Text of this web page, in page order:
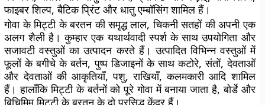
फाइबर शिल्प, बैटिक प्रिंट और धातु एम्बॉसिंग शामिल हैं।
गोवा के मिट्टी के बरतन की समृद्ध लाल, चिकनी सतहों की अपनी एक
अलग शैली है। कुम्हार एक यथार्थवादी स्पर्श के साथ उपयोगिता और
सजावटी वस्तुओं का उत्पादन करते हैं। उत्पादित विभिन्न वस्तुओं में
फूलों के बगीचे के बर्तन, पुष्प डिजाइनों के साथ कटोरे, संतों, देवताओं
और देवताओं की आकृतियाँ, पशु, राखियाँ, कलमकारी आदि शामिल
हैं। हालाँकि मिट्टी के बर्तनों को पूरे गोवा में बनाया जाता है, बोर्डे और
बिचिमिम मिट्टी के बरतन के दो प्रसिद्ध केंद्र हैं।